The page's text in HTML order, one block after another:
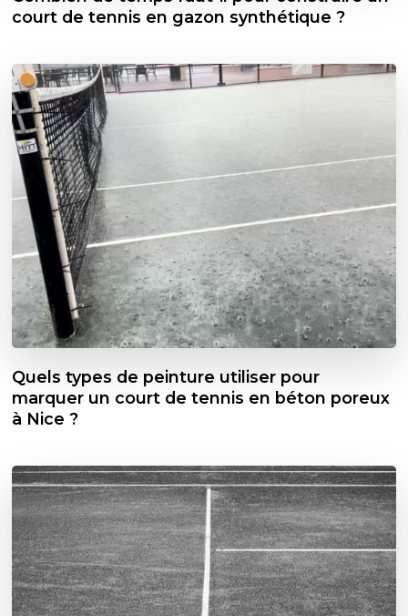
court de tennis en gazon synthétique ?
Quels types de peinture utiliser pour
marquer un court de tennis en béton poreux
à Nice ?